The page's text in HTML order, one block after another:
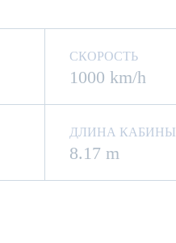
СКОРОСТЬ
1000 km/h
ДЛИНА КАБИНЫ
8.17 m